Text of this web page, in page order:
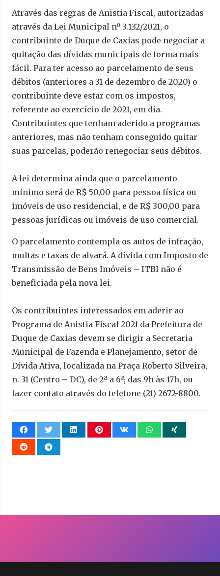
Através das regras de Anistia Fiscal, autorizadas
através da Lei Municipal nº 3.132/2021, o
contribuinte de Duque de Caxias pode negociar a
quitação das dívidas municipais de forma mais
fácil. Para ter acesso ao parcelamento de seus
débitos (anteriores a 31 de dezembro de 2020) o
contribuinte deve estar com os impostos,
referente ao exercício de 2021, em dia.
Contribuintes que tenham aderido a programas
anteriores, mas não tenham conseguido quitar
suas parcelas, poderão renegociar seus débitos.
A lei determina ainda que o parcelamento
mínimo será de R$ 50,00 para pessoa física ou
imóveis de uso residencial, e de R$ 300,00 para
pessoas jurídicas ou imóveis de uso comercial.
O parcelamento contempla os autos de infração,
multas e taxas de alvará. A dívida com Imposto de
Transmissão de Bens Imóveis – ITBI não é
beneficiada pela nova lei.
Os contribuintes interessados em aderir ao
Programa de Anistia Fiscal 2021 da Prefeitura de
Duque de Caxias devem se dirigir a Secretaria
Municipal de Fazenda e Planejamento, setor de
Dívida Ativa, localizada na Praça Roberto Silveira,
n. 31 (Centro – DC), de 2ª a 6ª, das 9h às 17h, ou
fazer contato através do telefone (21) 2672-8800.